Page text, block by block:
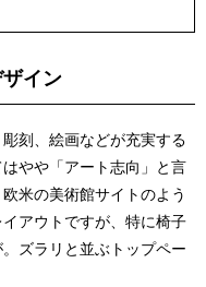
イン
刻、絵画などが充実する
やや「アート志向」と言
米の美術館サイトのよう
アウトですが、特に椅子
ズラリと並ぶトップペー